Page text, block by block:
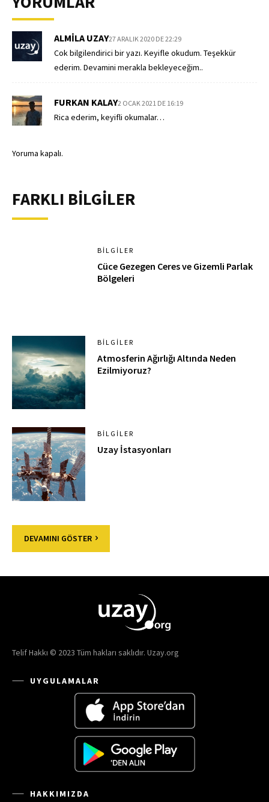
ALMILA UZAY27 ARALIK 2020 DE 22:29
Cok bilgilendirici bir yazı. Keyifle okudum. Teşekkür
ederim. Devamini merakla bekleyeceğim..
FURKAN KALAY2 OCAK 2021 DE 16:19
Rica ederim, keyifli okumalar…
Yoruma kapalı.
FARKLI BİLGİLER
BILGILER
Cüce Gezegen Ceres ve Gizemli Parlak
Bölgeleri
BILGILER
Atmosferin Ağırlığı Altında Neden
Ezilmiyoruz?
BILGILER
Uzay İstasyonları
DEVAMINI GÖSTER
Telif Hakkı © 2023 Tüm hakları saklıdır. Uzay.org
UYGULAMALAR
HAKKIMIZDA